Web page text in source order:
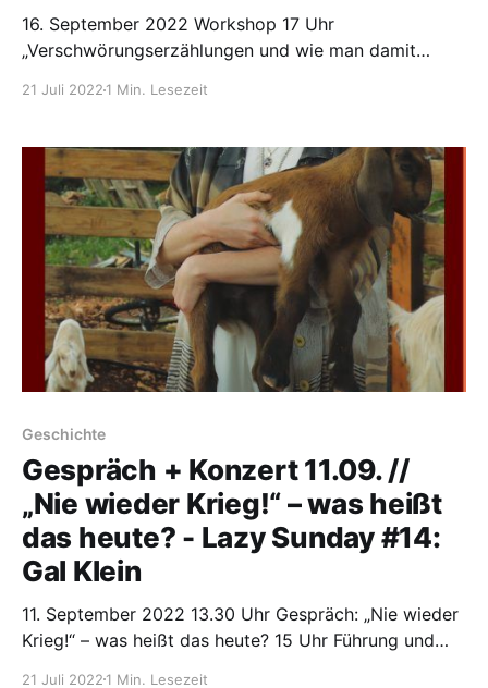
16. September 2022 Workshop 17 Uhr
„Verschwörungserzählungen und wie man damit
Elite, die die Welt regiert: Es kommt darauf an, sie zu
erkennen. Und ihnen entgegenzutreten. Workshop mit
den Journalist:
21 Juli 2022 1 Min. Lesezeit
Geschichte
Gespräch + Konzert 11.09. //
„Nie wieder Krieg!“ – was heißt
das heute? - Lazy Sunday #14:
Gal Klein
11. September 2022 13.30 Uhr Gespräch: „Nie wieder
Krieg!“ – was heißt das heute? 15 Uhr Führung und
21 Juli 2022 1 Min. Lesezeit